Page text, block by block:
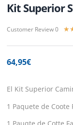
Kit Superior
Customer Review 0 ★
64,95€
El Kit Superior
1 Paquete de